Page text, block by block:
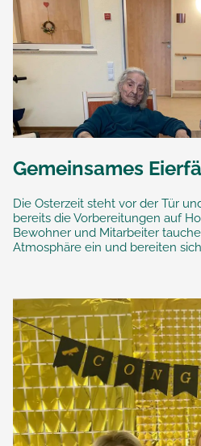
Gemeinsames
Die Osterzeit steht vor der Tür
bereits die Vorbereitungen auf
Bewohner und Mitarbeiter
Atmosphäre ein und bereiten